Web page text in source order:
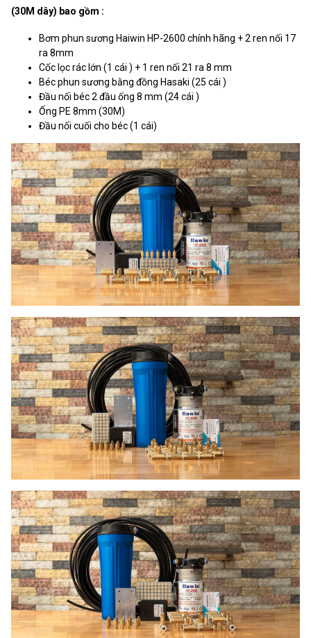
(30M dây) bao gồm :
Bơm phun sương Haiwin HP-2600 chính hãng + 2 ren nối 17
ra 8mm
Cốc lọc rác lớn (1 cái ) + 1 ren nối 21 ra 8 mm
Béc phun sương bằng đồng Hasaki (25 cái )
Đầu nối béc 2 đầu ống 8 mm (24 cái )
Ống PE 8mm (30M)
Đầu nối cuối cho béc (1 cái)